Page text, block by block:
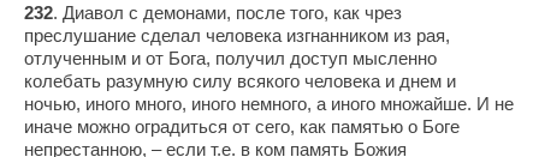
232. Диавол с демонами, после того, как чрез
преслушание сделал человека изгнанником из рая,
отлученным и от Бога, получил доступ мысленно
колебать разумную силу всякого человека и днем и
ночью, иного много, иного немного, а иного множайше. И не
иначе можно оградиться от сего, как памятью о Боге
непрестанною, – если т.е. в ком память Божия